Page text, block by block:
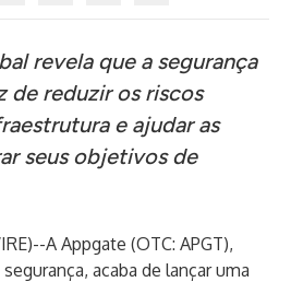
revela que a segurança
de reduzir os riscos
e ajudar as
seus objetivos de
)--A Appgate (OTC: APGT),
acaba de lançar uma